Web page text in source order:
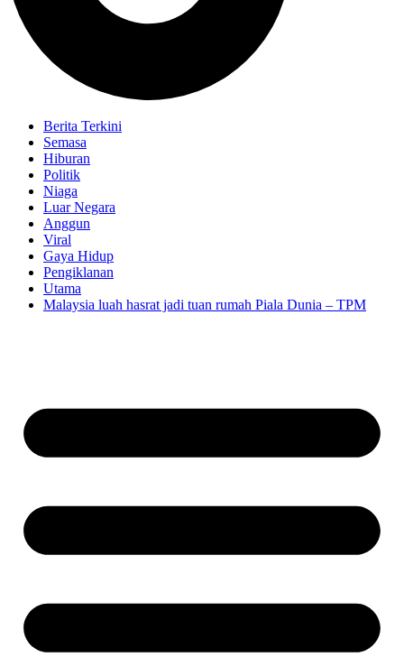
Berita Terkini
Semasa
Hiburan
Politik
Niaga
Luar Negara
Anggun
Viral
Gaya Hidup
Pengiklanan
Utama
Malaysia luah hasrat jadi tuan rumah Piala Dunia – TPM